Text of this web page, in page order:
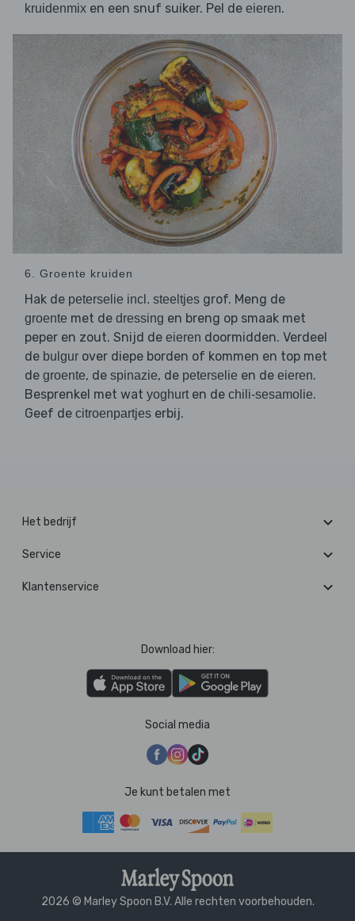
kruidenmix en een snuf suiker. Pel de eieren.
6. Groente kruiden
Hak de peterselie incl. steeltjes grof. Meng de
groente met de dressing en breng op smaak met
peper en zout. Snijd de eieren doormidden. Verdeel
de bulgur over diepe borden of kommen en top met
de groente, de spinazie, de peterselie en de eieren.
Besprenkel met wat yoghurten de chili-sesamolie.
Geef de citroenpartjes erbij.
Het bedrijf
Service
Klantenservice
Download hier:
Social media
Je kunt betalen met
2026 © Marley Spoon B.V. Alle rechten voorbehouden.